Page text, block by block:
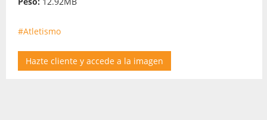
#Atletismo
Hazte cliente y accede a la imagen